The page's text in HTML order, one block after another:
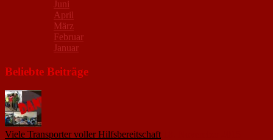
Juni
April
März
Februar
Januar
Beliebte Beiträge
Viele Transporter voller Hilfsbereitschaft